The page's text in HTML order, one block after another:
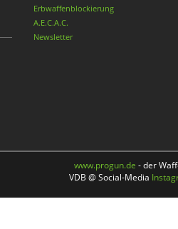
Erbwaffenblockierung
A.E.C.A.C.
Newsletter
www.progun.de - der
VDB @ Social-Media